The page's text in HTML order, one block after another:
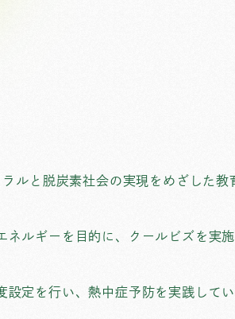
ルと脱炭素社会の実現をめざした
ルギーを目的に、クールビズを実
設定を行い、熱中症予防を実践して